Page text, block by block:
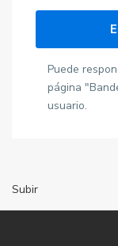
Puede
página
usuario.
Subir